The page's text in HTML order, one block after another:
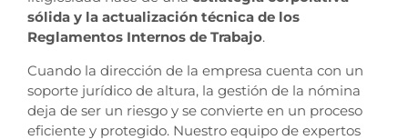
sólida y la actualización técnica de los
Reglamentos Internos de Trabajo.
Cuando la dirección de la empresa cuenta con un
soporte jurídico de altura, la gestión de la nómina
deja de ser un riesgo y se convierte en un proceso
eficiente y protegido. Nuestro equipo de expertos